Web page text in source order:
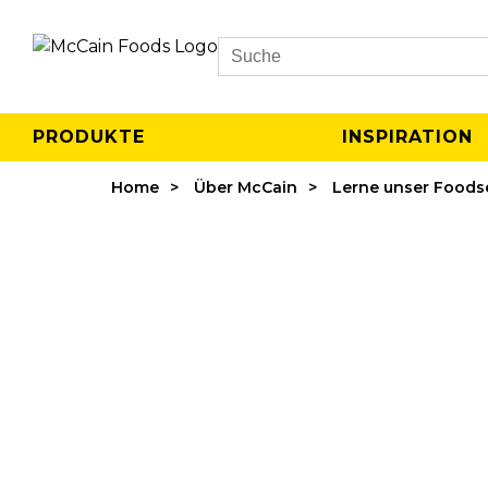
Search
PRODUKTE INSPIRATION
Home Über McCain Lerne unser